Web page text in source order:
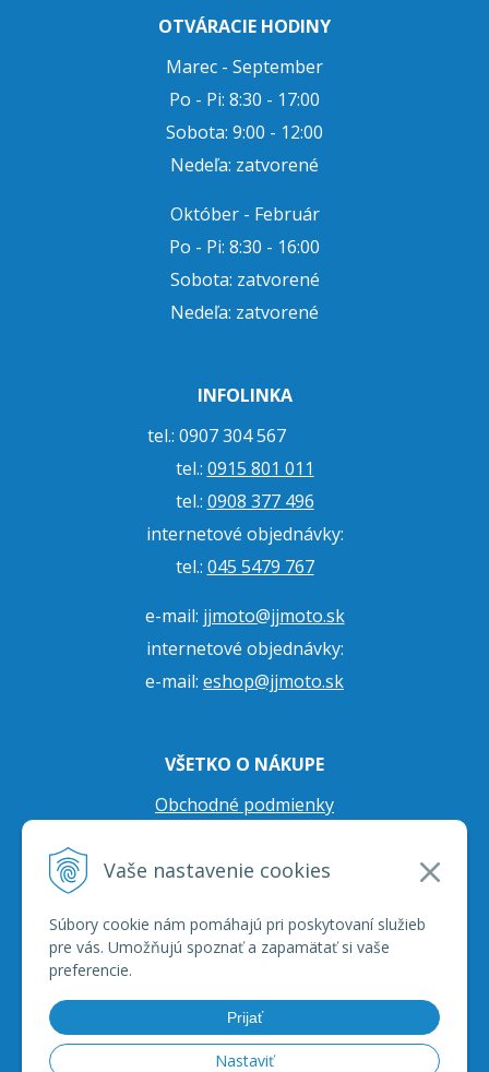
Vaše nastavenie cookies
Súbory cookie nám pomáhajú pri poskytovaní služieb
pre vás. Umožňujú spoznať a zapamätať si vaše
preferencie.
Prijať
Nastaviť
OTVÁRACIE HODINY
Marec - September
Po - Pi: 8:30 - 17:00
Sobota: 9:00 - 12:00
Nedeľa: zatvorené
Október - Február
Po - Pi: 8:30 - 16:00
Sobota: zatvorené
Nedeľa: zatvorené
INFOLINKA
tel.: 0907 304 567
tel.: 0915 801 011
tel.: 0908 377 496
internetové objednávky:
tel.: 045 5479 767
e-mail: jjmoto@jjmoto.sk
internetové objednávky:
e-mail: eshop@jjmoto.sk
VŠETKO O NÁKUPE
Obchodné podmienky
Prepravné podmienky